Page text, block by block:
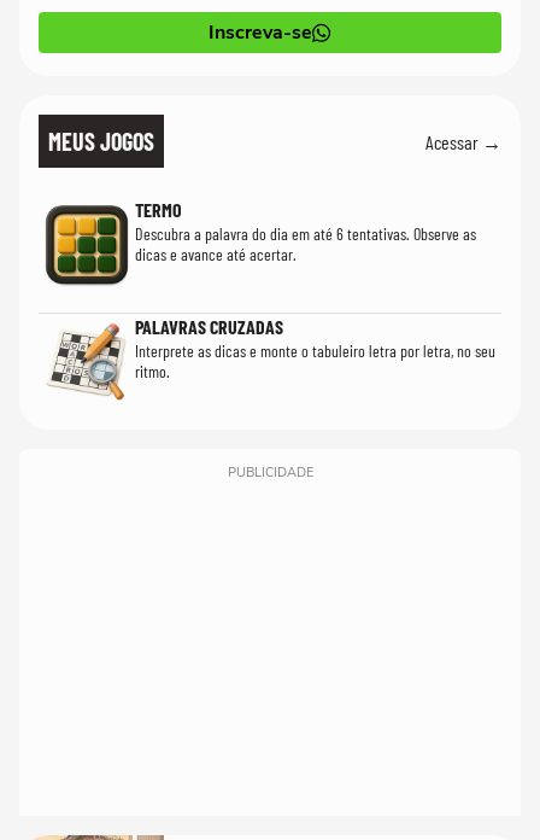
Inscreva-se
MEUS JOGOS Acessar →
TERMO
Descubra a palavra do dia em até 6 tentativas. Observe as
dicas e avance até acertar.
PALAVRAS CRUZADAS
Interprete as dicas e monte o tabuleiro letra por letra, no seu
ritmo.
PUBLICIDADE